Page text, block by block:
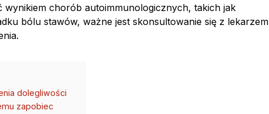
wynikiem chorób autoimmunologicznych, takich jak
bólu stawów, ważne jest skonsultowanie się z lekarzem
dolegliwości
zapobiec